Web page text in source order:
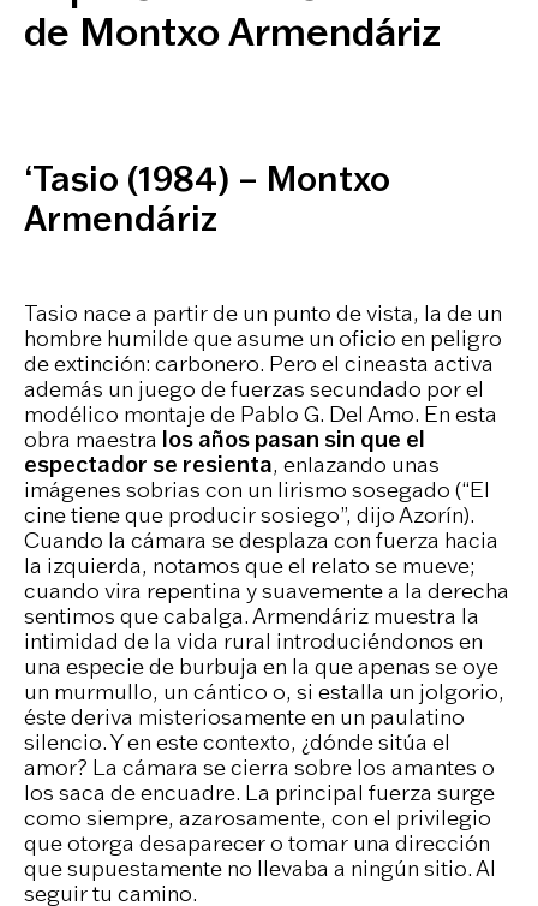
de Montxo Armendáriz
‘Tasio (1984) – Montxo
Armendáriz
Tasio nace a partir de un punto de vista, la de un
hombre humilde que asume un oficio en peligro
de extinción: carbonero. Pero el cineasta activa
además un juego de fuerzas secundado por el
modélico montaje de Pablo G. Del Amo. En esta
obra maestra los años pasan sin que el
espectador se resienta, enlazando unas
imágenes sobrias con un lirismo sosegado (“El
cine tiene que producir sosiego”, dijo Azorín).
Cuando la cámara se desplaza con fuerza hacia
la izquierda, notamos que el relato se mueve;
cuando vira repentina y suavemente a la derecha
sentimos que cabalga. Armendáriz muestra la
intimidad de la vida rural introduciéndonos en
una especie de burbuja en la que apenas se oye
un murmullo, un cántico o, si estalla un jolgorio,
éste deriva misteriosamente en un paulatino
silencio. Y en este contexto, ¿dónde sitúa el
amor? La cámara se cierra sobre los amantes o
los saca de encuadre. La principal fuerza surge
como siempre, azarosamente, con el privilegio
que otorga desaparecer o tomar una dirección
que supuestamente no llevaba a ningún sitio. Al
seguir tu camino.